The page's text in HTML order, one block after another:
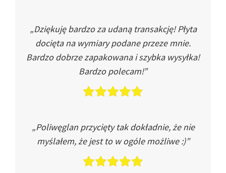
„Dziękuję bardzo za udaną transakcję! Płyta
docięta na wymiary podane przeze mnie.
Bardzo dobrze zapakowana i szybka wysyłka!
Bardzo polecam!”
„Poliwęglan przycięty tak dokładnie, że nie
myślałem, że jest to w ogóle możliwe :)”